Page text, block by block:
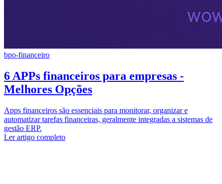
bpo-financeiro
6 APPs financeiros para empresas -
Melhores Opções
Apps financeiros são essenciais para monitorar, organizar e
automatizar tarefas financeiras, geralmente integradas a sistemas de
gestão ERP.
Ler artigo completo